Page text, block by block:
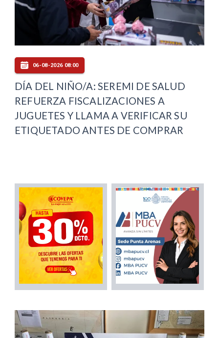
06-08-2026 08:00
DÍA DEL NIÑO/A: SEREMI DE SALUD
REFUERZA FISCALIZACIONES A
JUGUETES Y LLAMA A VERIFICAR SU
ETIQUETADO ANTES DE COMPRAR